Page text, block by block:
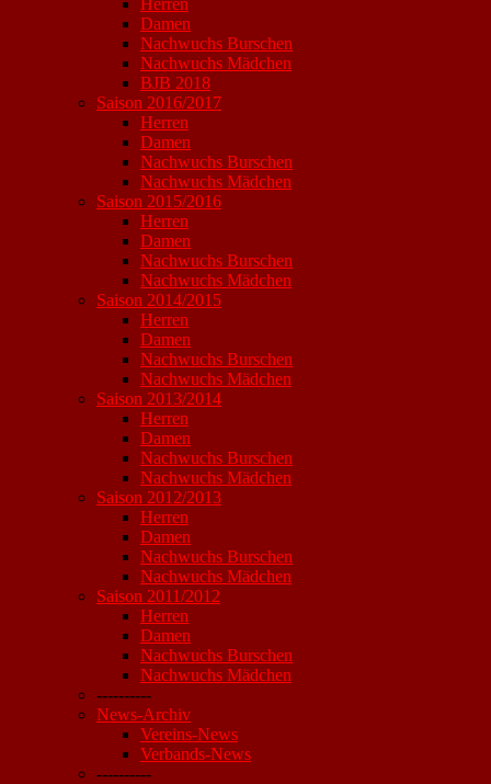
Herren
Damen
Nachwuchs Burschen
Nachwuchs Mädchen
BJB 2018
Saison 2016/2017
Herren
Damen
Nachwuchs Burschen
Nachwuchs Mädchen
Saison 2015/2016
Herren
Damen
Nachwuchs Burschen
Nachwuchs Mädchen
Saison 2014/2015
Herren
Damen
Nachwuchs Burschen
Nachwuchs Mädchen
Saison 2013/2014
Herren
Damen
Nachwuchs Burschen
Nachwuchs Mädchen
Saison 2012/2013
Herren
Damen
Nachwuchs Burschen
Nachwuchs Mädchen
Saison 2011/2012
Herren
Damen
Nachwuchs Burschen
Nachwuchs Mädchen
----------
News-Archiv
Vereins-News
Verbands-News
----------